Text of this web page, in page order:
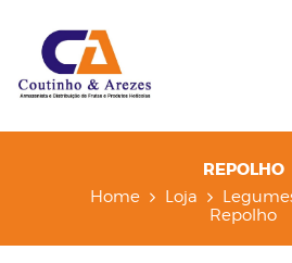
REPOLHO
Home Loja
Repolho